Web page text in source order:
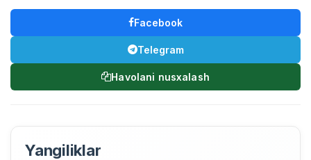
Facebook
Telegram
Havolani nusxalash
Yangiliklar